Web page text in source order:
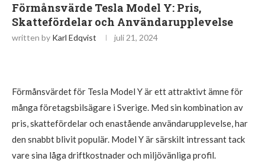
Förmånsvärde Tesla Model Y: Pris,
Skattefördelar och Användarupplevelse
written by Karl Edqvist juli 21, 2024
Förmånsvärdet för Tesla Model Y är ett attraktivt ämne för
många företagsbilsägare i Sverige. Med sin kombination av
pris, skattefördelar och enastående användarupplevelse, har
den snabbt blivit populär. Model Y är särskilt intressant tack
vare sina låga driftkostnader och miljövänliga profil.